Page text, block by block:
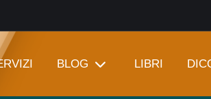
BLOG LIBRI